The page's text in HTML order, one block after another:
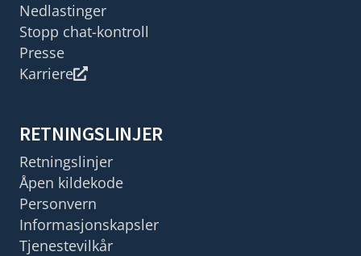
Nedlastinger
Stopp chat-kontroll
Presse
Karriere
RETNINGSLINJER
Retningslinjer
Åpen kildekode
Personvern
Informasjonskapsler
Tjenestevilkår